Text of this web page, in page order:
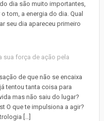
dia são muito importantes,
tom, a energia do dia. Qual
seu dia apareceu primeiro
sua força de ação pela
de que não se encaixa
tentou tanta coisa para
mas não saiu do lugar?
O que te impulsiona a agir?
[…]